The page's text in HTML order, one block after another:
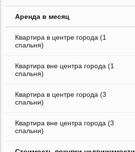
Аренда в месяц
Квартира в центре города (1
спальня)
Квартира вне центра города (1
спальня)
Квартира в центре города (3
спальни)
Квартира вне центра города (3
спальни)